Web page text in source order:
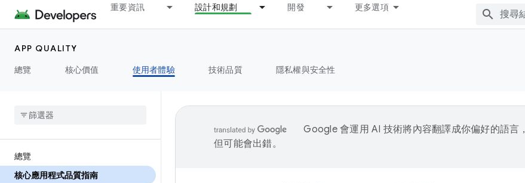
重要資訊 設計和規劃 開發 更多選項
APP QUALITY
總覽
核心價值 使用者體驗 技術品質 隱私權與安全性
總覽
核心應用程式品質指南
Google 會運用 AI 技術將內容翻譯成你偏好的語言，
但可能會出錯。